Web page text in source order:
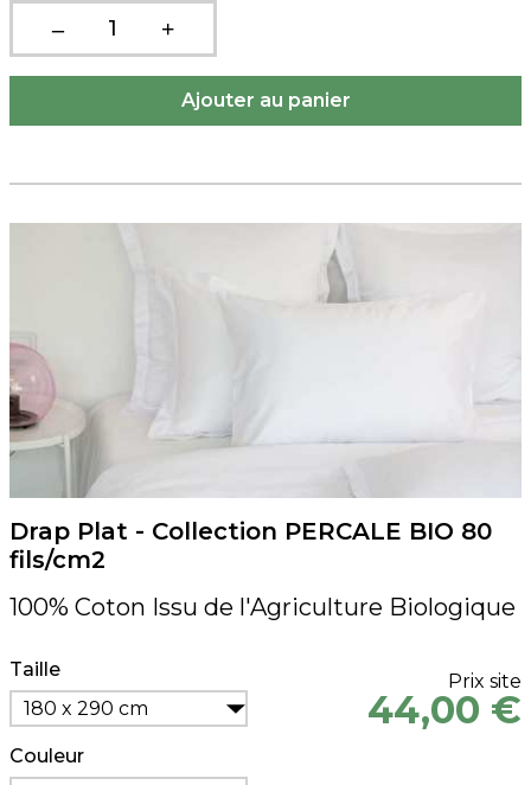
Drap Plat - Collection PERCALE BIO 80
fils/cm2
100% Coton Issu de l'Agriculture Biologique
Taille
180 x 290 cm
Couleur
Prix site
44,00 €